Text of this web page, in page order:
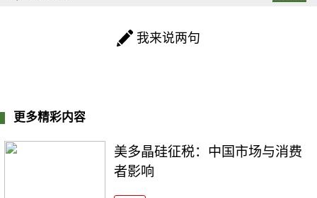
我来说两句
更多精彩内容
美多晶硅征税：中国市场与消费
者影响